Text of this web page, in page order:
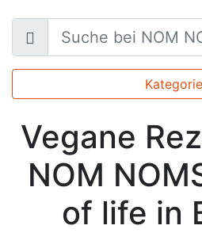
Vegane
NOM
of life in